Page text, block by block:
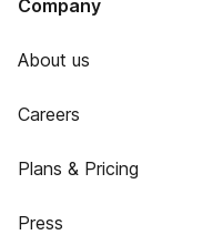
Company
About us
Careers
Plans & Pricing
Press